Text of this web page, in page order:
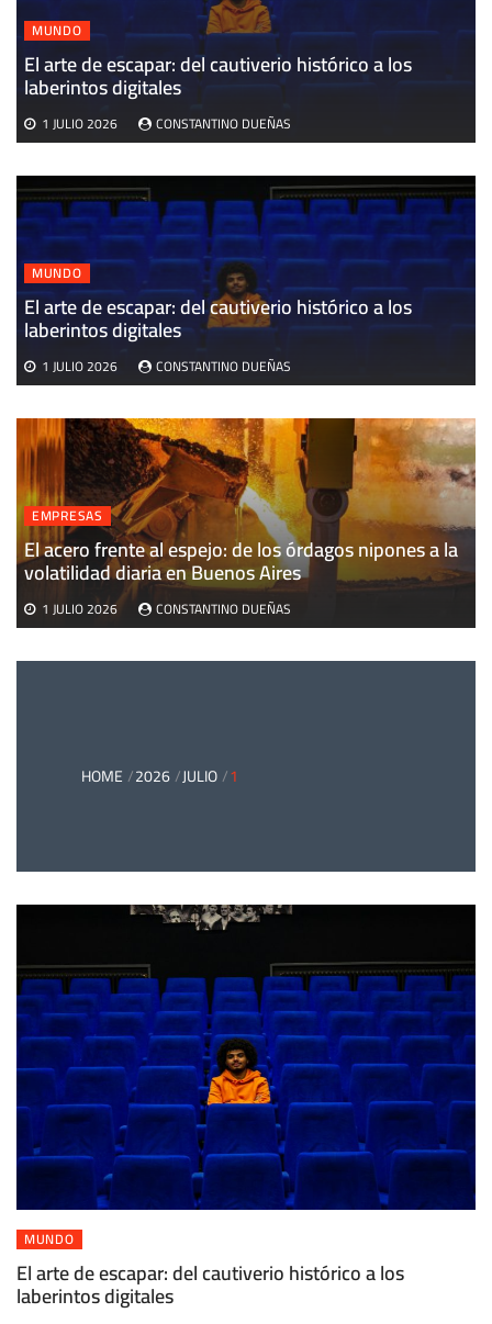
MUNDO
El arte de escapar: del cautiverio histórico a los
laberintos digitales
1 JULIO 2026 CONSTANTINO DUEÑAS
EMPRESAS
El acero frente al espejo: de los órdagos nipones a la
volatilidad diaria en Buenos Aires
1 JULIO 2026 CONSTANTINO DUEÑAS
MUNDO
El arte de escapar: del cautiverio histórico a los
laberintos digitales
1 JULIO 2026 CONSTANTINO DUEÑAS
HOME 2026 JULIO 1
MUNDO
El arte de escapar: del cautiverio histórico a los
laberintos digitales